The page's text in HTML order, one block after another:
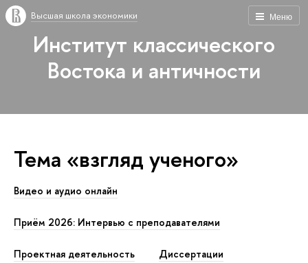
Меню
Высшая школа экономики
Институт классического
Востока и античности
Тема «взгляд ученого»
Видео и аудио онлайн
Приём 2026: Интервью с преподавателями
Проектная деятельность Диссертации